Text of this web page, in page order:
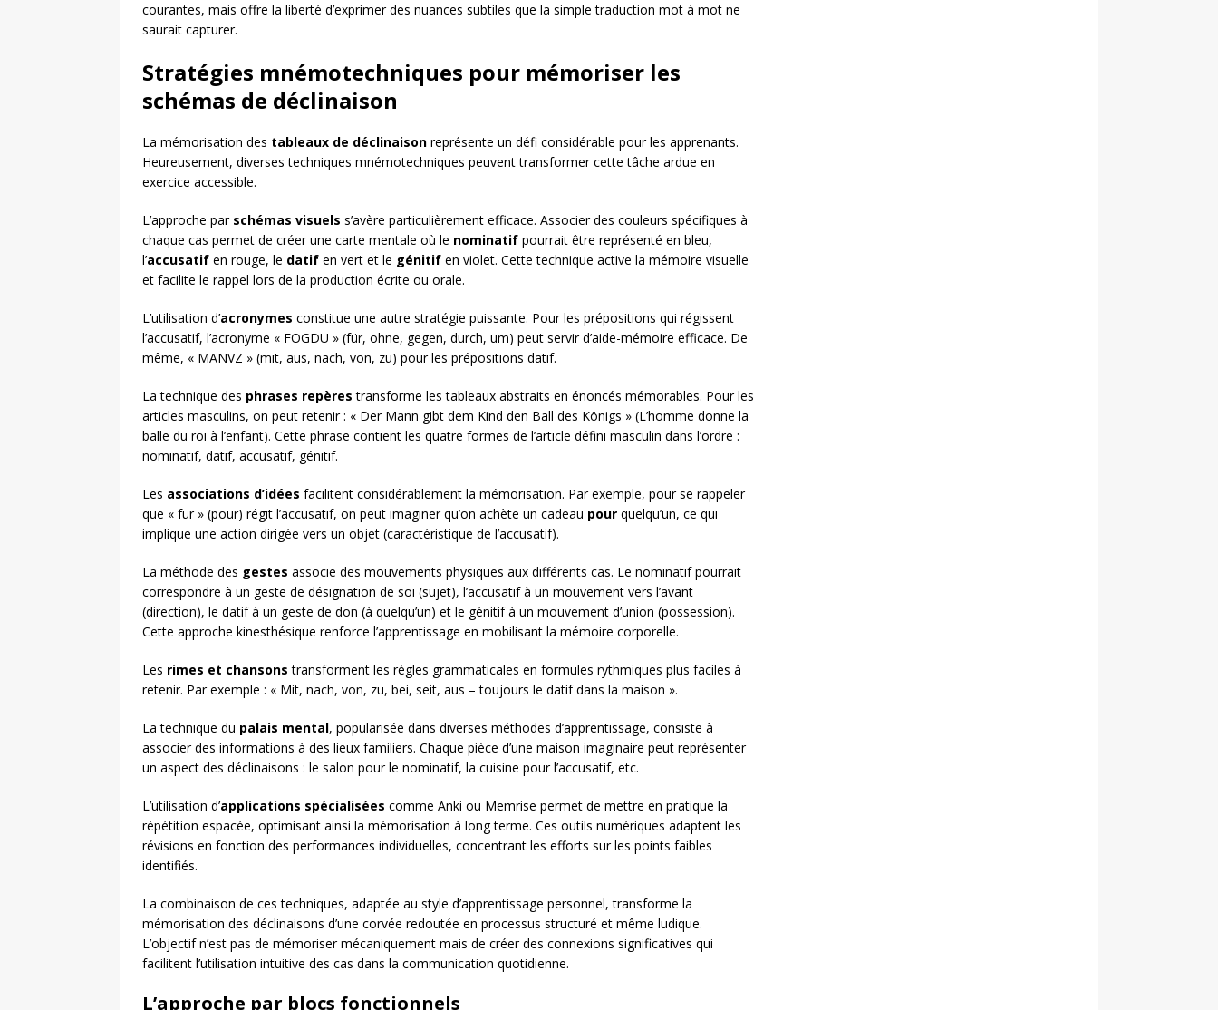
courantes, mais offre la liberté d’exprimer des nuances subtiles que la simple traduction mot à mot ne
saurait capturer.
Stratégies mnémotechniques pour mémoriser les
schémas de déclinaison
La mémorisation des tableaux de déclinaison représente un défi considérable pour les apprenants.
Heureusement, diverses techniques mnémotechniques peuvent transformer cette tâche ardue en
exercice accessible.
L’approche par schémas visuels s’avère particulièrement efficace. Associer des couleurs spécifiques à
chaque cas permet de créer une carte mentale où le nominatif pourrait être représenté en bleu,
l’accusatif en rouge, le datif en vert et le génitif en violet. Cette technique active la mémoire visuelle
et facilite le rappel lors de la production écrite ou orale.
L’utilisation d’acronymes constitue une autre stratégie puissante. Pour les prépositions qui régissent
l’accusatif, l’acronyme « FOGDU » (für, ohne, gegen, durch, um) peut servir d’aide-mémoire efficace. De
même, « MANVZ » (mit, aus, nach, von, zu) pour les prépositions datif.
La technique des phrases repères transforme les tableaux abstraits en énoncés mémorables. Pour les
articles masculins, on peut retenir : « Der Mann gibt dem Kind den Ball des Königs » (L’homme donne la
balle du roi à l’enfant). Cette phrase contient les quatre formes de l’article défini masculin dans l’ordre :
nominatif, datif, accusatif, génitif.
Les associations d’idées facilitent considérablement la mémorisation. Par exemple, pour se rappeler
que « für » (pour) régit l’accusatif, on peut imaginer qu’on achète un cadeau pour quelqu’un, ce qui
implique une action dirigée vers un objet (caractéristique de l’accusatif).
La méthode des gestes associe des mouvements physiques aux différents cas. Le nominatif pourrait
correspondre à un geste de désignation de soi (sujet), l’accusatif à un mouvement vers l’avant
(direction), le datif à un geste de don (à quelqu’un) et le génitif à un mouvement d’union (possession).
Cette approche kinesthésique renforce l’apprentissage en mobilisant la mémoire corporelle.
Les rimes et chansons transforment les règles grammaticales en formules rythmiques plus faciles à
retenir. Par exemple : « Mit, nach, von, zu, bei, seit, aus – toujours le datif dans la maison ».
La technique du palais mental, popularisée dans diverses méthodes d’apprentissage, consiste à
associer des informations à des lieux familiers. Chaque pièce d’une maison imaginaire peut représenter
un aspect des déclinaisons : le salon pour le nominatif, la cuisine pour l’accusatif, etc.
L’utilisation d’applications spécialisées comme Anki ou Memrise permet de mettre en pratique la
répétition espacée, optimisant ainsi la mémorisation à long terme. Ces outils numériques adaptent les
révisions en fonction des performances individuelles, concentrant les efforts sur les points faibles
identifiés.
La combinaison de ces techniques, adaptée au style d’apprentissage personnel, transforme la
mémorisation des déclinaisons d’une corvée redoutée en processus structuré et même ludique.
L’objectif n’est pas de mémoriser mécaniquement mais de créer des connexions significatives qui
facilitent l’utilisation intuitive des cas dans la communication quotidienne.
L’approche par blocs fonctionnels